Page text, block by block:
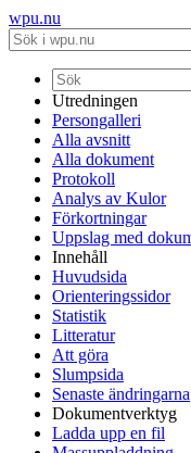
wpu.nu
Utredningen
Persongalleri
Alla avsnitt
Alla dokument
Protokoll
Analys av Kulor
Förkortningar
Uppslag med
Innehåll
Huvudsida
Orienteringssidor
Statistik
Litteratur
Att göra
Slumpsida
Senaste ändringarna
Dokumentverktyg
Ladda upp en fil